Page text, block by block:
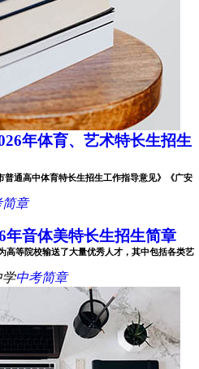
年体育、艺术特长生招生
通高中体育特长生招生工作指导意见》《广安
章
年音体美特长生招生简章
高等院校输送了大量优秀人才，其中包括各类艺
学中考简章